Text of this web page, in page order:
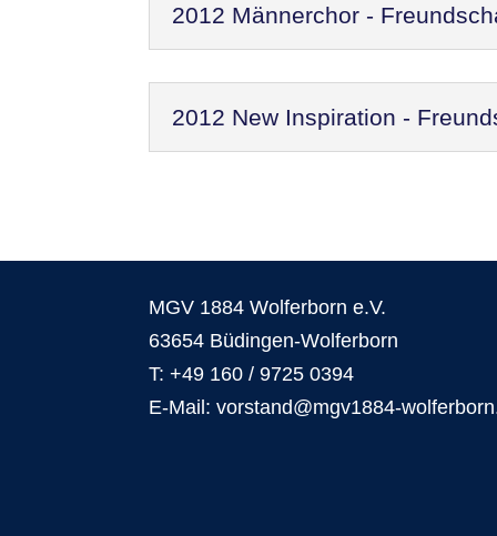
2012 Männerchor -
2012 New Inspiration -
MGV 1884 Wolferborn e.V.
63654 Büdingen-Wolferborn
T: +49 160 / 9725 0394
E-Mail: vorstand@mgv1884-